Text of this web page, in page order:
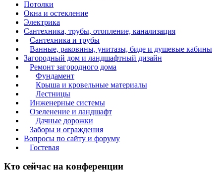
Потолки
Окна и остекление
Электрика
Сантехника, трубы, отопление, канализация
Сантехника и трубы
Ванные, раковины, унитазы, биде и душевые кабины
Загородный дом и ландшафтный дизайн
Ремонт загородного дома
Фундамент
Крыша и кровельные материалы
Лестницы
Инженерные системы
Озеленение и ландшафт
Дачные дорожки
Заборы и ограждения
Вопросы по сайту и форуму
Гостевая
Кто сейчас на конференции